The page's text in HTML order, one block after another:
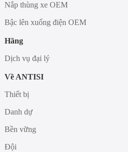
Nắp thùng xe OEM
Bậc lên xuống điện OEM
Hãng
Dịch vụ đại lý
Về ANTISI
Thiết bị
Danh dự
Bền vững
Đội